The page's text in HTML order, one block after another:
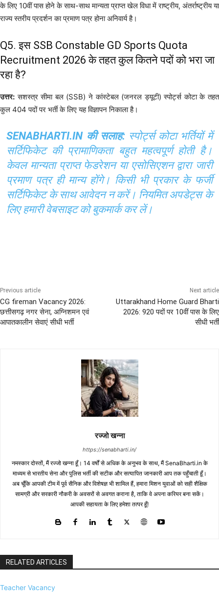
के लिए 10वीं पास होने के साथ-साथ मान्यता प्राप्त खेल विधा में राष्ट्रीय, अंतर्राष्ट्रीय या
राज्य स्तरीय प्रदर्शन का प्रमाण पत्र होना अनिवार्य है।
Q5. इस SSB Constable GD Sports Quota
Recruitment 2026 के तहत कुल कितने पदों को भरा जा
रहा है?
उत्तर: सशस्त्र सीमा बल (SSB) ने कांस्टेबल (जनरल ड्यूटी) स्पोर्ट्स कोटा के तहत
कुल 404 पदों पर भर्ती के लिए यह विज्ञापन निकाला है।
SENABHARTI.IN की सलाह:स्पोर्ट्स कोटा भर्तियों में
सर्टिफिकेट की प्रामाणिकता बहुत महत्वपूर्ण होती है।
केवल मान्यता प्राप्त फेडरेशन या एसोसिएशन द्वारा जारी
प्रमाण पत्र ही मान्य होंगे। किसी भी प्रकार के फर्जी
सर्टिफिकेट के साथ आवेदन न करें। नियमित अपडेट्स के
लिए हमारी वेबसाइट को बुकमार्क कर लें।
Previous article
CG fireman Vacancy 2026:
छत्तीसगढ़ नगर सेना, अग्निशमन एवं
आपातकालीन सेवाएं सीधी भर्ती
Next article
Uttarakhand Home Guard Bharti
2026: 920 पदों पर 10वीं पास के लिए
सीधी भर्ती
रज्जो खन्ना
https://senabharti.in/
नमस्कार दोस्तों, मैं रज्जो खन्ना हूँ। 14 वर्षों से अधिक के अनुभव के साथ, मैं SenaBharti.in के
माध्यम से भारतीय सेना और पुलिस भर्ती की सटीक और सत्यापित जानकारी आप तक पहुँचाती हूँ।
अब चूँकि आपकी टीम में पूर्व सैनिक और विशेषज्ञ भी शामिल हैं, हमारा मिशन युवाओं को सही शैक्षिक
सामग्री और सरकारी नौकरी के अवसरों से अवगत कराना है, ताकि वे अपना करियर बना सकें।
आपकी सहायता के लिए हमेशा तत्पर हूँ!
RELATED ARTICLES
Teacher Vacancy